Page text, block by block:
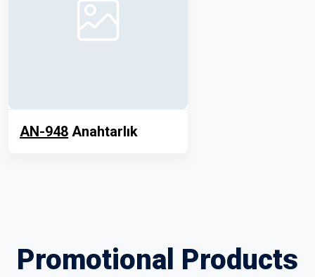
AN-948 Anahtarlık
Promotional Products